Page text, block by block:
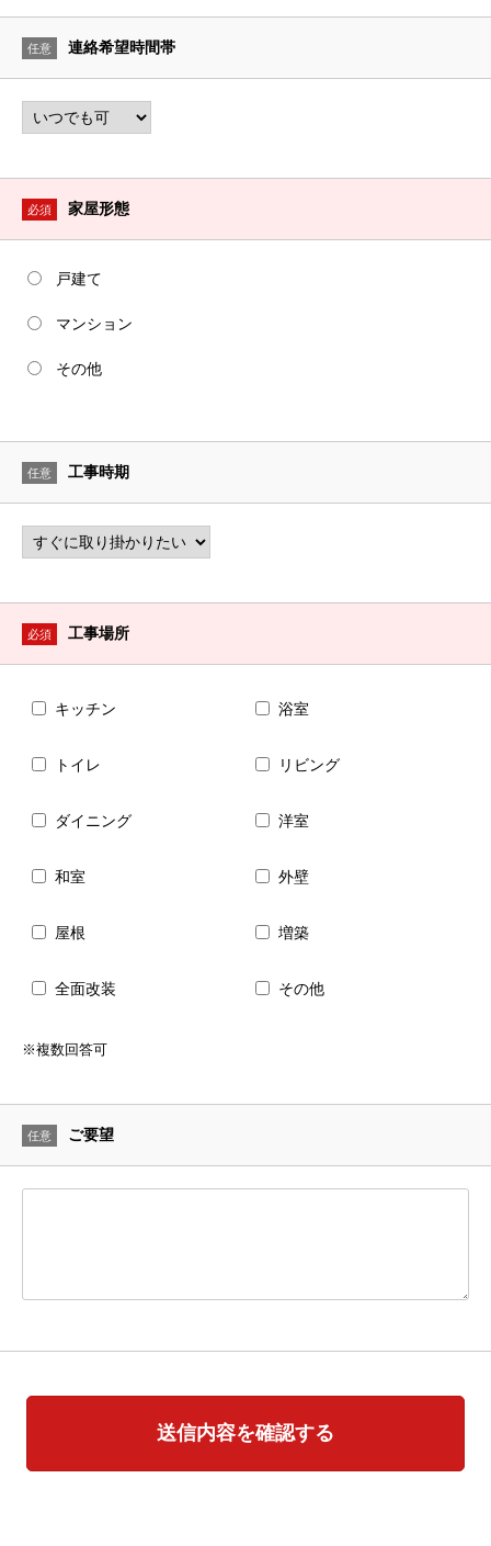
任意 連絡希望時間帯
必須 家屋形態
戸建て
マンション
その他
任意 工事時期
必須 工事場所
キッチン 浴室
トイレ リビング
ダイニング 洋室
和室 外壁
屋根 増築
全面改装 その他
※複数回答可
任意 ご要望
送信内容を確認する